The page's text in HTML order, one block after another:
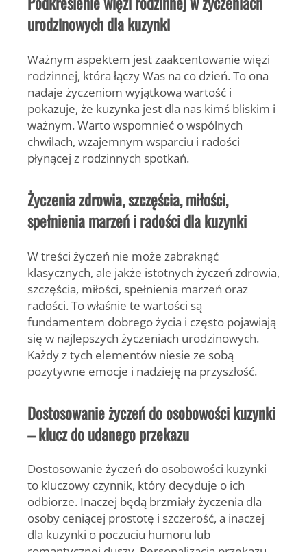
urodzinowych dla kuzynki
Ważnym aspektem jest zaakcentowanie więzi
rodzinnej, która łączy Was na co dzień. To ona
nadaje życzeniom wyjątkową wartość i
pokazuje, że kuzynka jest dla nas kimś bliskim i
ważnym. Warto wspomnieć o wspólnych
chwilach, wzajemnym wsparciu i radości
płynącej z rodzinnych spotkań.
Życzenia zdrowia, szczęścia, miłości,
spełnienia marzeń i radości dla kuzynki
W treści życzeń nie może zabraknąć
klasycznych, ale jakże istotnych życzeń zdrowia,
szczęścia, miłości, spełnienia marzeń oraz
radości. To właśnie te wartości są
fundamentem dobrego życia i często pojawiają
się w najlepszych życzeniach urodzinowych.
Każdy z tych elementów niesie ze sobą
pozytywne emocje i nadzieję na przyszłość.
Dostosowanie życzeń do osobowości kuzynki
– klucz do udanego przekazu
Dostosowanie życzeń do osobowości kuzynki
to kluczowy czynnik, który decyduje o ich
odbiorze. Inaczej będą brzmiały życzenia dla
osoby ceniącej prostotę i szczerość, a inaczej
dla kuzynki o poczuciu humoru lub